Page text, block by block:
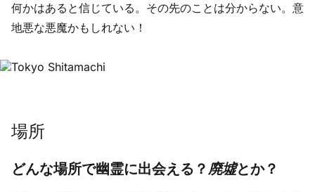
何かはあると信じている。その先のことは分からない。意
地悪な悪魔かもしれない！
場所
どんな場所で幽霊に出会える？ 廃墟とか？